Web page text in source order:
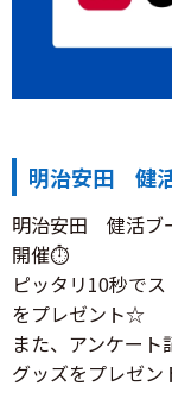
明治安田 健
明治安田 健活ブ
開催⏱
ピッタリ10秒で
をプレゼント☆
また、アンケー
グッズをプレゼ